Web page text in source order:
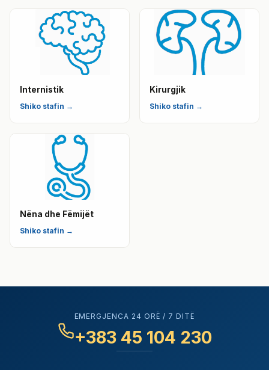
Internistik
Shiko stafin →
Kirurgjik
Shiko stafin →
Nëna dhe Fëmijët
Shiko stafin →
EMERGJENCA 24 ORË / 7 DITË
+383 45 104 230